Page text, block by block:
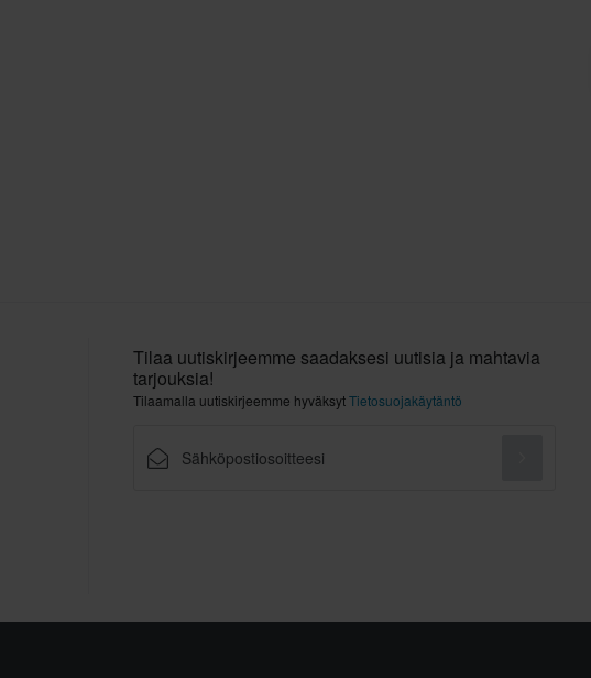
Tilaa uutiskirjeemme saadaksesi uutisia ja mahtavia
tarjouksia!
Tilaamalla uutiskirjeemme hyväksytTietosuojakäytäntö